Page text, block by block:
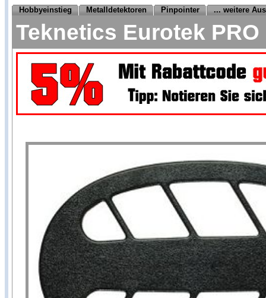
Hobbyeinstieg Metalldetektoren Pinpointer ... weitere
Teknetics Eurotek